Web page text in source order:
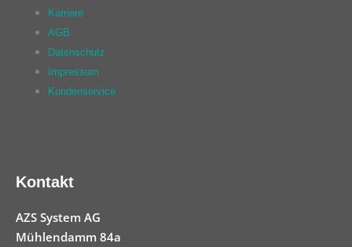
Karriere
AGB
Datenschutz
Impressum
Kundenservice
Kontakt
AZS System AG
Mühlendamm 84a